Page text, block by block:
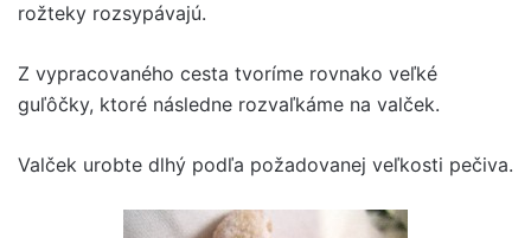
rožteky rozsypávajú.
Z vypracovaného cesta tvoríme rovnako veľké
guľôčky, ktoré následne rozvaľkáme na valček.
Valček urobte dlhý podľa požadovanej veľkosti pečiva.